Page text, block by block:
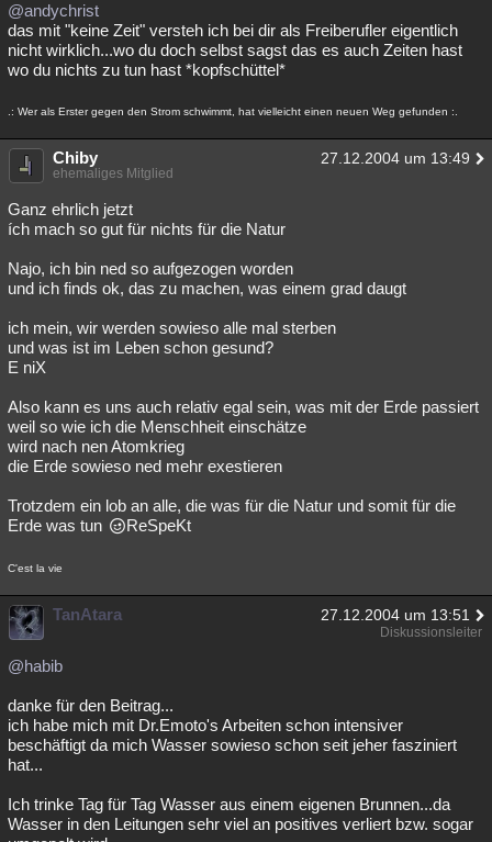
@andychrist
das mit "keine Zeit" versteh ich bei dir als Freiberufler eigentlich
nicht wirklich...wo du doch selbst sagst das es auch Zeiten hast
wo du nichts zu tun hast *kopfschüttel*
.: Wer als Erster gegen den Strom schwimmt, hat vielleicht einen neuen Weg gefunden :.
Chiby 27.12.2004 um 13:49
ehemaliges Mitglied
Ganz ehrlich jetzt
ích mach so gut für nichts für die Natur
Najo, ich bin ned so aufgezogen worden
und ich finds ok, das zu machen, was einem grad daugt
ich mein, wir werden sowieso alle mal sterben
und was ist im Leben schon gesund?
E niX
Also kann es uns auch relativ egal sein, was mit der Erde passiert
weil so wie ich die Menschheit einschätze
wird nach nen Atomkrieg
die Erde sowieso ned mehr exestieren
Trotzdem ein lob an alle, die was für die Natur und somit für die
Erde was tun
ReSpeKt
C'est la vie
TanAtara 27.12.2004 um 13:51
Diskussionsleiter
@habib
danke für den Beitrag...
ich habe mich mit Dr.Emoto's Arbeiten schon intensiver
beschäftigt da mich Wasser sowieso schon seit jeher fasziniert
hat...
Ich trinke Tag für Tag Wasser aus einem eigenen Brunnen...da
Wasser in den Leitungen sehr viel an positives verliert bzw. sogar